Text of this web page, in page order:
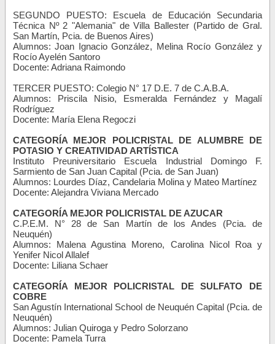
SEGUNDO PUESTO: Escuela de Educación Secundaria
Técnica Nº 2 "Alemania" de Villa Ballester (Partido de Gral.
San Martín, Pcia. de Buenos Aires)
Alumnos: Joan Ignacio González, Melina Rocío González y
Rocío Ayelén Santoro
Docente: Adriana Raimondo
TERCER PUESTO: Colegio N° 17 D.E. 7 de C.A.B.A.
Alumnos: Priscila Nisio, Esmeralda Fernández y Magalí
Rodríguez
Docente: María Elena Regoczi
CATEGORÍA MEJOR POLICRISTAL DE ALUMBRE DE
POTASIO Y CREATIVIDAD ARTÍSTICA
Instituto Preuniversitario Escuela Industrial Domingo F.
Sarmiento de San Juan Capital (Pcia. de San Juan)
Alumnos: Lourdes Díaz, Candelaria Molina y Mateo Martínez
Docente: Alejandra Viviana Mercado
CATEGORÍA MEJOR POLICRISTAL DE AZUCAR
C.P.E.M. N° 28 de San Martín de los Andes (Pcia. de
Neuquén)
Alumnos: Malena Agustina Moreno, Carolina Nicol Roa y
Yenifer Nicol Allalef
Docente: Liliana Schaer
CATEGORÍA MEJOR POLICRISTAL DE SULFATO DE
COBRE
San Agustín International School de Neuquén Capital (Pcia. de
Neuquén)
Alumnos: Julian Quiroga y Pedro Solorzano
Docente: Pamela Turra